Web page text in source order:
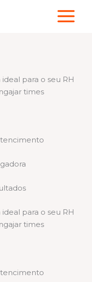
bem-estar e
para o seu RH
times
para o seu RH
times